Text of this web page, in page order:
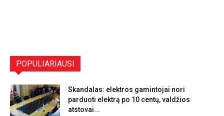
POPULIARIAUSI
Skandalas: elektros gamintojai nori
parduoti elektrą po 10 centų, valdžios
atstovai...